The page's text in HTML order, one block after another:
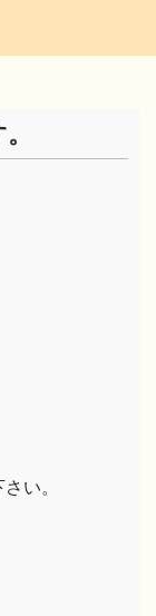
い。